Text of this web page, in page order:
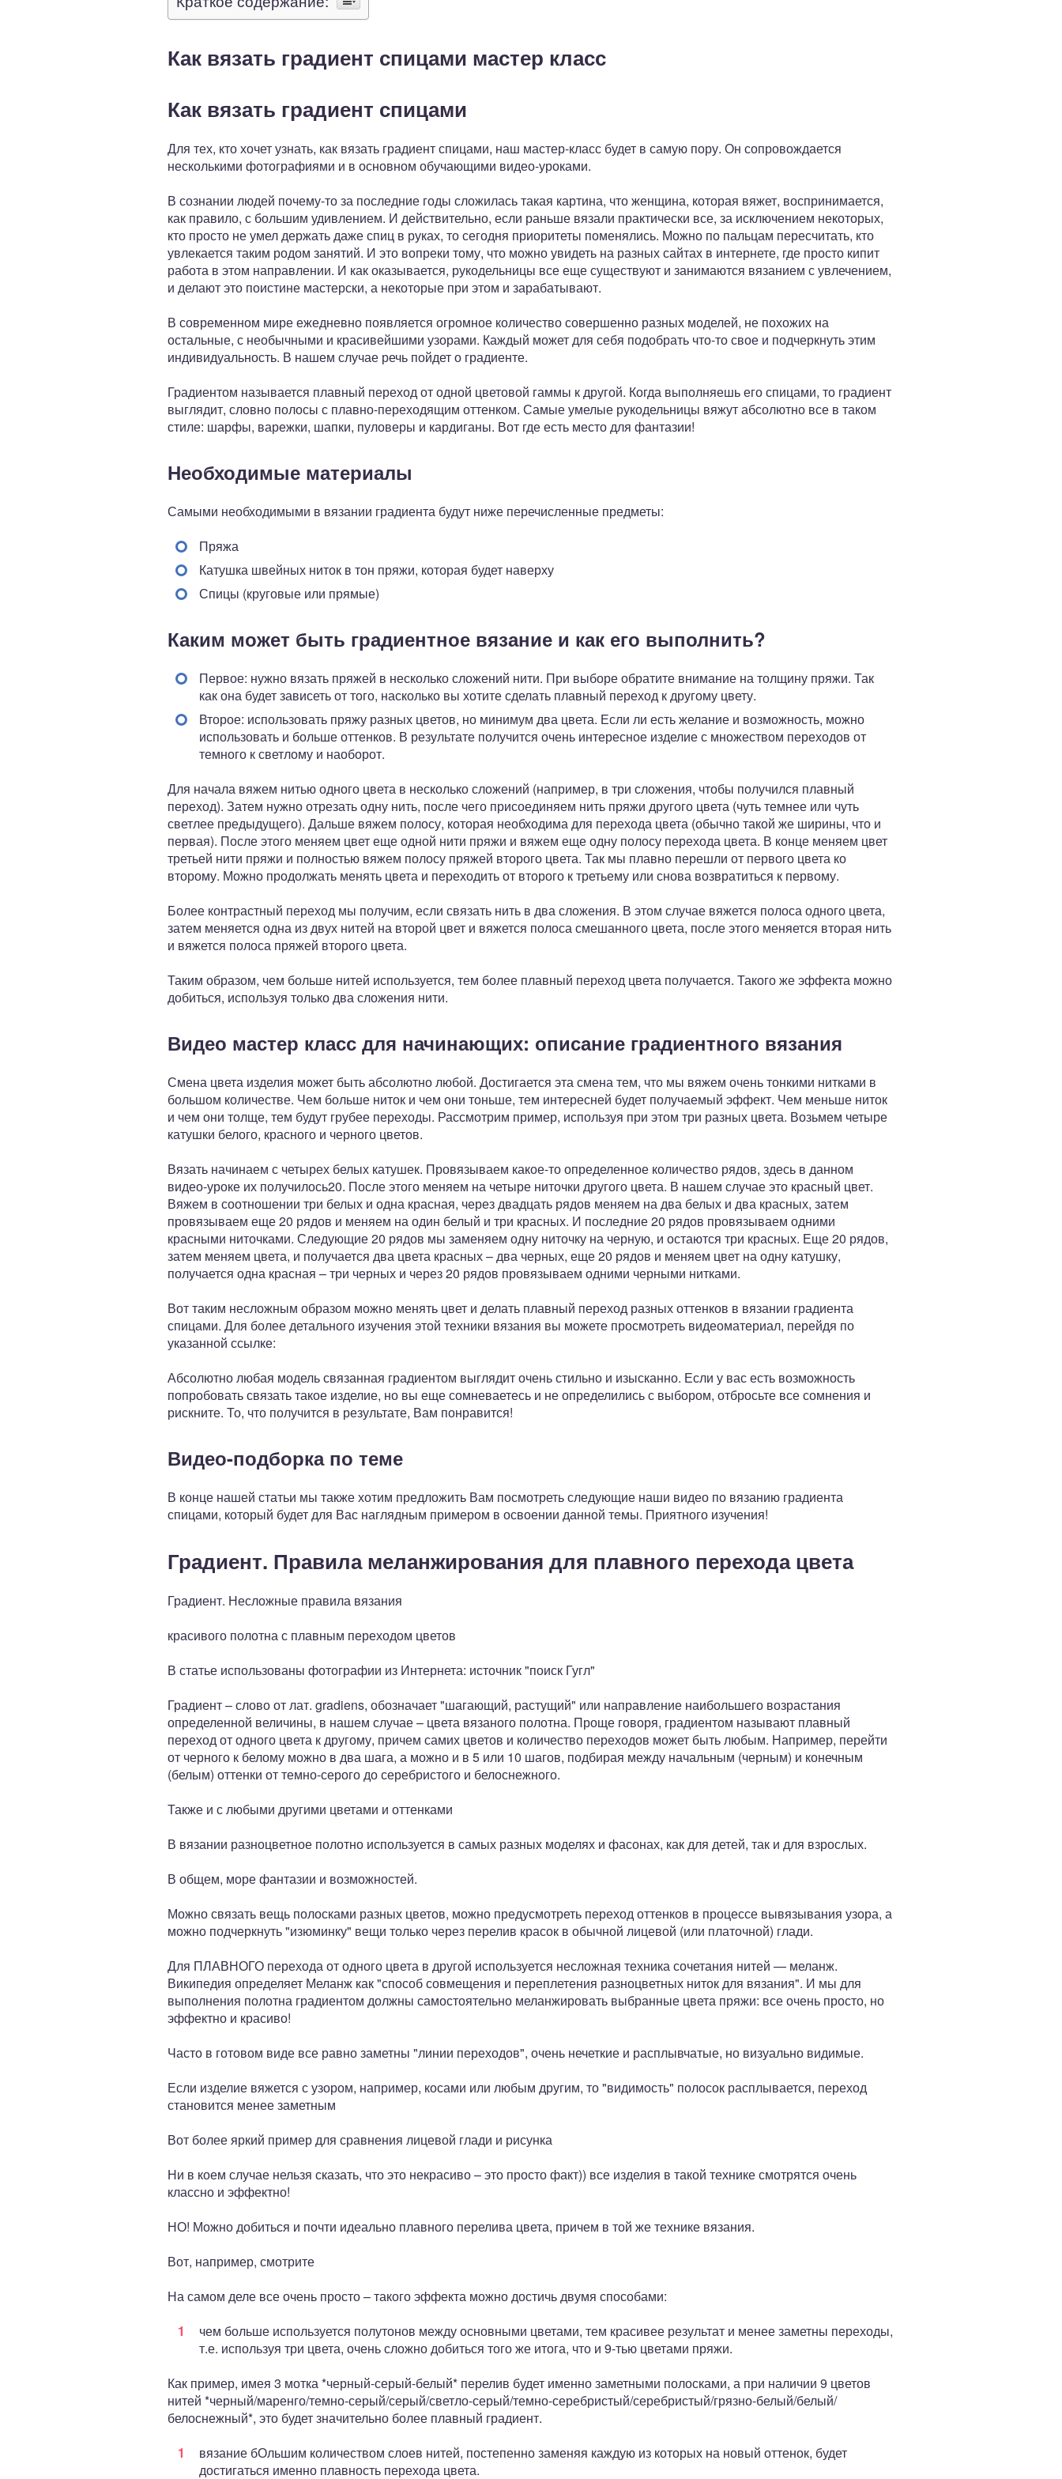
Как вязать градиент спицами мастер класс
Как вязать градиент спицами
Для тех, кто хочет узнать, как вязать градиент спицами, наш мастер-класс будет в самую пору. Он сопровождается
несколькими фотографиями и в основном обучающими видео-уроками.
В сознании людей почему-то за последние годы сложилась такая картина, что женщина, которая вяжет, воспринимается,
как правило, с большим удивлением. И действительно, если раньше вязали практически все, за исключением некоторых,
кто просто не умел держать даже спиц в руках, то сегодня приоритеты поменялись. Можно по пальцам пересчитать, кто
увлекается таким родом занятий. И это вопреки тому, что можно увидеть на разных сайтах в интернете, где просто кипит
работа в этом направлении. И как оказывается, рукодельницы все еще существуют и занимаются вязанием с увлечением,
и делают это поистине мастерски, а некоторые при этом и зарабатывают.
В современном мире ежедневно появляется огромное количество совершенно разных моделей, не похожих на
остальные, с необычными и красивейшими узорами. Каждый может для себя подобрать что-то свое и подчеркнуть этим
индивидуальность. В нашем случае речь пойдет о градиенте.
Градиентом называется плавный переход от одной цветовой гаммы к другой. Когда выполняешь его спицами, то градиент
выглядит, словно полосы с плавно-переходящим оттенком. Самые умелые рукодельницы вяжут абсолютно все в таком
стиле: шарфы, варежки, шапки, пуловеры и кардиганы. Вот где есть место для фантазии!
Необходимые материалы
Самыми необходимыми в вязании градиента будут ниже перечисленные предметы:
Пряжа
Катушка швейных ниток в тон пряжи, которая будет наверху
Спицы (круговые или прямые)
Каким может быть градиентное вязание и как его выполнить?
Первое: нужно вязать пряжей в несколько сложений нити. При выборе обратите внимание на толщину пряжи. Так
как она будет зависеть от того, насколько вы хотите сделать плавный переход к другому цвету.
Второе: использовать пряжу разных цветов, но минимум два цвета. Если ли есть желание и возможность, можно
использовать и больше оттенков. В результате получится очень интересное изделие с множеством переходов от
темного к светлому и наоборот.
Для начала вяжем нитью одного цвета в несколько сложений (например, в три сложения, чтобы получился плавный
переход). Затем нужно отрезать одну нить, после чего присоединяем нить пряжи другого цвета (чуть темнее или чуть
светлее предыдущего). Дальше вяжем полосу, которая необходима для перехода цвета (обычно такой же ширины, что и
первая). После этого меняем цвет еще одной нити пряжи и вяжем еще одну полосу перехода цвета. В конце меняем цвет
третьей нити пряжи и полностью вяжем полосу пряжей второго цвета. Так мы плавно перешли от первого цвета ко
второму. Можно продолжать менять цвета и переходить от второго к третьему или снова возвратиться к первому.
Более контрастный переход мы получим, если связать нить в два сложения. В этом случае вяжется полоса одного цвета,
затем меняется одна из двух нитей на второй цвет и вяжется полоса смешанного цвета, после этого меняется вторая нить
и вяжется полоса пряжей второго цвета.
Таким образом, чем больше нитей используется, тем более плавный переход цвета получается. Такого же эффекта можно
добиться, используя только два сложения нити.
Видео мастер класс для начинающих: описание градиентного вязания
Смена цвета изделия может быть абсолютно любой. Достигается эта смена тем, что мы вяжем очень тонкими нитками в
большом количестве. Чем больше ниток и чем они тоньше, тем интересней будет получаемый эффект. Чем меньше ниток
и чем они толще, тем будут грубее переходы. Рассмотрим пример, используя при этом три разных цвета. Возьмем четыре
катушки белого, красного и черного цветов.
Вязать начинаем с четырех белых катушек. Провязываем какое-то определенное количество рядов, здесь в данном
видео-уроке их получилось20. После этого меняем на четыре ниточки другого цвета. В нашем случае это красный цвет.
Вяжем в соотношении три белых и одна красная, через двадцать рядов меняем на два белых и два красных, затем
провязываем еще 20 рядов и меняем на один белый и три красных. И последние 20 рядов провязываем одними
красными ниточками. Следующие 20 рядов мы заменяем одну ниточку на черную, и остаются три красных. Еще 20 рядов,
затем меняем цвета, и получается два цвета красных – два черных, еще 20 рядов и меняем цвет на одну катушку,
получается одна красная – три черных и через 20 рядов провязываем одними черными нитками.
Вот таким несложным образом можно менять цвет и делать плавный переход разных оттенков в вязании градиента
спицами. Для более детального изучения этой техники вязания вы можете просмотреть видеоматериал, перейдя по
указанной ссылке:
Абсолютно любая модель связанная градиентом выглядит очень стильно и изысканно. Если у вас есть возможность
попробовать связать такое изделие, но вы еще сомневаетесь и не определились с выбором, отбросьте все сомнения и
рискните. То, что получится в результате, Вам понравится!
Видео-подборка по теме
В конце нашей статьи мы также хотим предложить Вам посмотреть следующие наши видео по вязанию градиента
спицами, который будет для Вас наглядным примером в освоении данной темы. Приятного изучения!
Градиент. Правила меланжирования для плавного перехода цвета
Градиент. Несложные правила вязания
красивого полотна с плавным переходом цветов
В статье использованы фотографии из Интернета: источник "поиск Гугл"
Градиент – слово от лат. gradiens, обозначает "шагающий, растущий" или направление наибольшего возрастания
определенной величины, в нашем случае – цвета вязаного полотна. Проще говоря, градиентом называют плавный
переход от одного цвета к другому, причем самих цветов и количество переходов может быть любым. Например, перейти
от черного к белому можно в два шага, а можно и в 5 или 10 шагов, подбирая между начальным (черным) и конечным
(белым) оттенки от темно-серого до серебристого и белоснежного.
Также и с любыми другими цветами и оттенками
В вязании разноцветное полотно используется в самых разных моделях и фасонах, как для детей, так и для взрослых.
В общем, море фантазии и возможностей.
Можно связать вещь полосками разных цветов, можно предусмотреть переход оттенков в процессе вывязывания узора, а
можно подчеркнуть "изюминку" вещи только через перелив красок в обычной лицевой (или платочной) глади.
Для ПЛАВНОГО перехода от одного цвета в другой используется несложная техника сочетания нитей — меланж.
Википедия определяет Меланж как "способ совмещения и переплетения разноцветных ниток для вязания". И мы для
выполнения полотна градиентом должны самостоятельно меланжировать выбранные цвета пряжи: все очень просто, но
эффектно и красиво!
Часто в готовом виде все равно заметны "линии переходов", очень нечеткие и расплывчатые, но визуально видимые.
Если изделие вяжется с узором, например, косами или любым другим, то "видимость" полосок расплывается, переход
становится менее заметным
Вот более яркий пример для сравнения лицевой глади и рисунка
Ни в коем случае нельзя сказать, что это некрасиво – это просто факт)) все изделия в такой технике смотрятся очень
классно и эффектно!
НО! Можно добиться и почти идеально плавного перелива цвета, причем в той же технике вязания.
Вот, например, смотрите
На самом деле все очень просто – такого эффекта можно достичь двумя способами:
чем больше используется полутонов между основными цветами, тем красивее результат и менее заметны переходы,
т.е. используя три цвета, очень сложно добиться того же итога, что и 9-тью цветами пряжи.
Как пример, имея 3 мотка *черный-серый-белый* перелив будет именно заметными полосками, а при наличии 9 цветов
нитей *черный/маренго/темно-серый/серый/светло-серый/темно-серебристый/серебристый/грязно-белый/белый/
белоснежный*, это будет значительно более плавный градиент.
вязание бОльшим количеством слоев нитей, постепенно заменяя каждую из которых на новый оттенок, будет
достигаться именно плавность перехода цвета.